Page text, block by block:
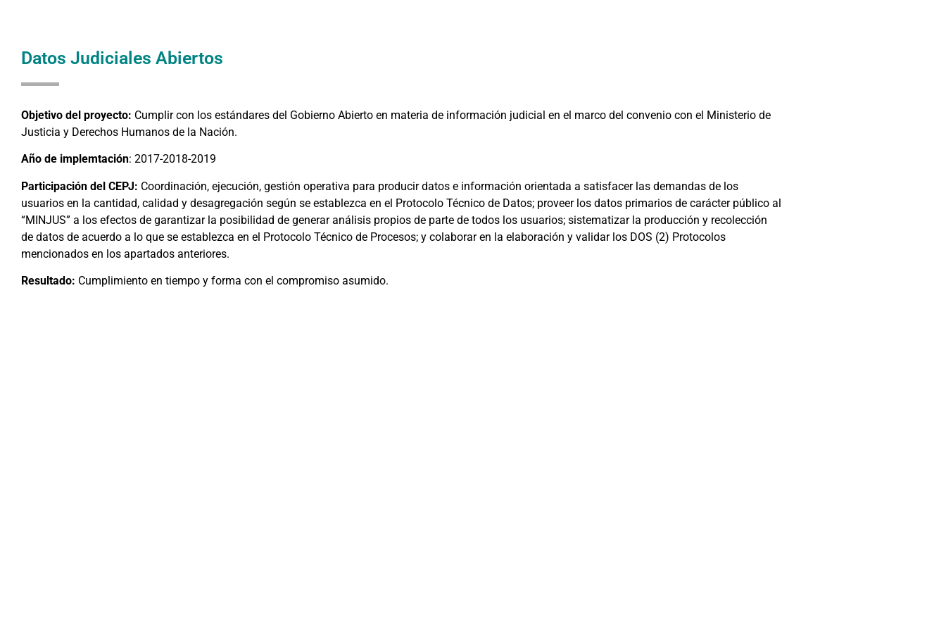
Datos Judiciales Abiertos
Objetivo del proyecto: Cumplir con los estándares del Gobierno Abierto en materia de información judicial en el marco del convenio con el Ministerio de
Justicia y Derechos Humanos de la Nación.
Año de implemtación: 2017-2018-2019
Participación del CEPJ: Coordinación, ejecución, gestión operativa para producir datos e información orientada a satisfacer las demandas de los
usuarios en la cantidad, calidad y desagregación según se establezca en el Protocolo Técnico de Datos; proveer los datos primarios de carácter público al
“MINJUS” a los efectos de garantizar la posibilidad de generar análisis propios de parte de todos los usuarios; sistematizar la producción y recolección
de datos de acuerdo a lo que se establezca en el Protocolo Técnico de Procesos; y colaborar en la elaboración y validar los DOS (2) Protocolos
mencionados en los apartados anteriores.
Resultado: Cumplimiento en tiempo y forma con el compromiso asumido.